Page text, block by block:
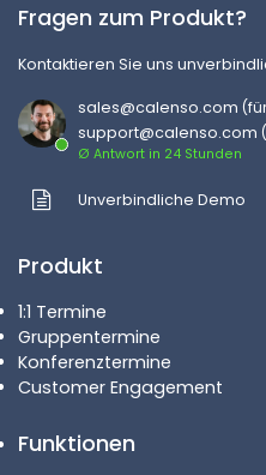
Fragen zum Produkt?
Kontaktieren Sie uns
sales@calenso.com
support@calenso.com
Ø Antwort in 24 Stunden
Unverbindliche Demo
Produkt
1:1 Termine
Gruppentermine
Konferenztermine
Customer Engagement
Funktionen